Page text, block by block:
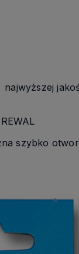
szybko